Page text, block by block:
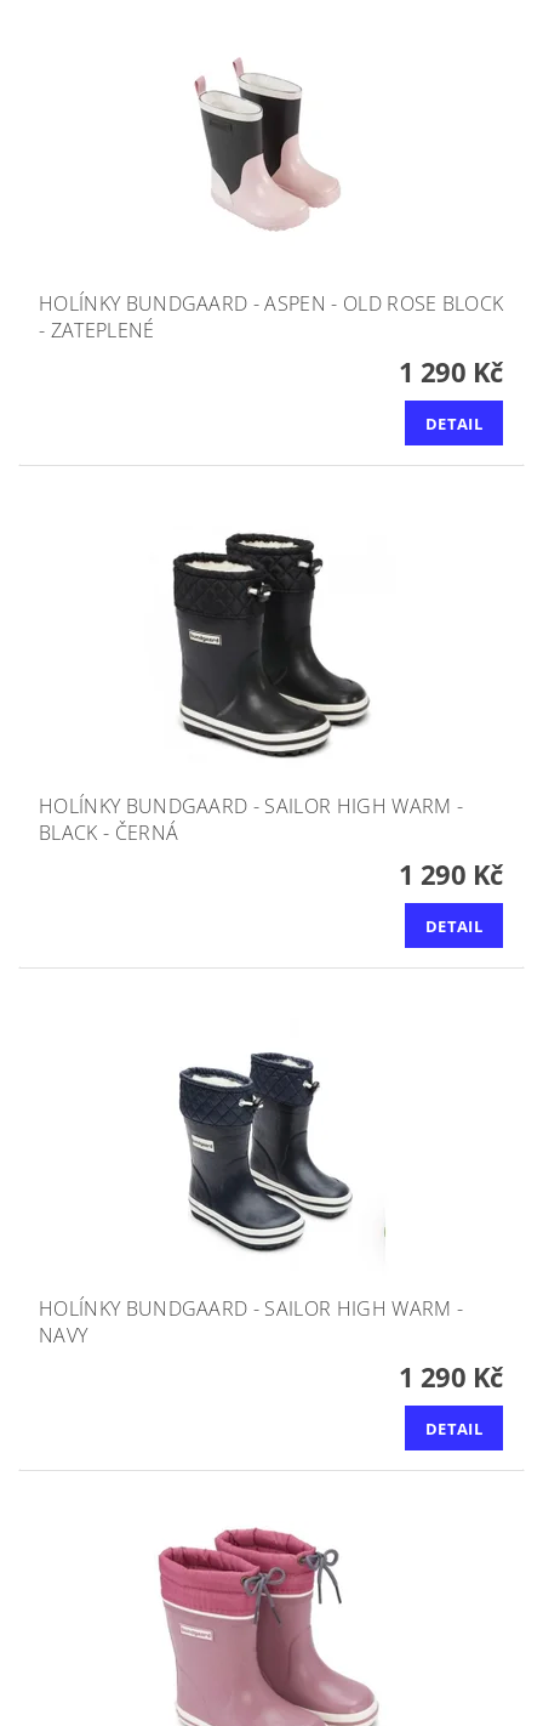
HOLÍNKY BUNDGAARD - ASPEN - OLD ROSE BLOCK
- ZATEPLENÉ
1 290 Kč
DETAIL
HOLÍNKY BUNDGAARD - SAILOR HIGH WARM -
BLACK - ČERNÁ
1 290 Kč
DETAIL
HOLÍNKY BUNDGAARD - SAILOR HIGH WARM -
NAVY
1 290 Kč
DETAIL